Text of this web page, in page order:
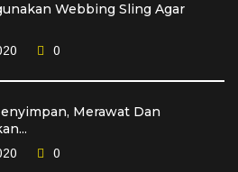
Webbing Sling Agar
0
Merawat Dan
0